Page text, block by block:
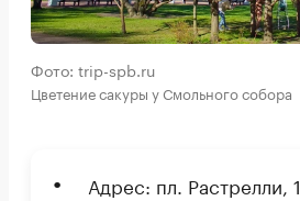
Фото: trip-spb.ru
Цветение сакуры у Смольного собора
Адрес: пл. Растрелли, 1